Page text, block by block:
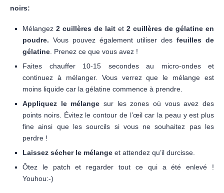
noirs:
Mélangez 2 cuillères de lait et 2 cuillères de gélatine en
poudre. Vous pouvez également utiliser desfeuilles de
gélatine. Prenez ce que vous avez !
Faites chauffer 10-15 secondes au micro-ondes et
continuez à mélanger. Vous verrez que le mélange est
moins liquide car la gélatine commence à prendre.
Appliquez le mélange sur les zones où vous avez des
points noirs. Évitez le contour de l’œil car la peau y est plus
fine ainsi que les sourcils si vous ne souhaitez pas les
perdre !
Laissez sécher le mélange et attendez qu’il durcisse.
Ôtez le patch et regarder tout ce qui a été enlevé !
Youhou:-)